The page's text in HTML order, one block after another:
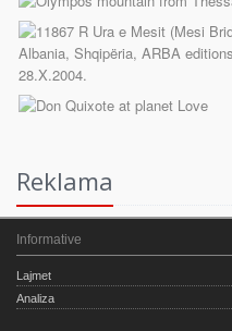
Reklama
Informative
Lajmet
Analiza